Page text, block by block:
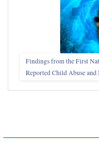
Findings from the First
Reported Child Abuse